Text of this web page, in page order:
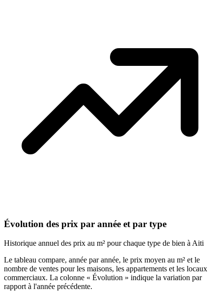
Évolution des prix par année et par type
Historique annuel des prix au m² pour chaque type de bien à Aiti
Le tableau compare, année par année, le prix moyen au m² et le
nombre de ventes pour les maisons, les appartements et les locaux
commerciaux. La colonne « Évolution » indique la variation par
rapport à l'année précédente.